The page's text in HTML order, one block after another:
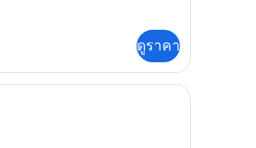
ดูราคา